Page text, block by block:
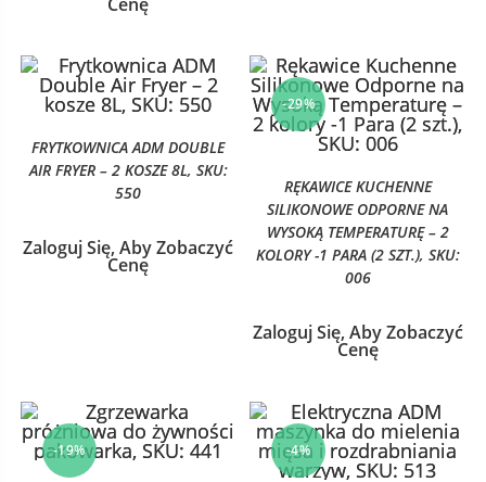
FRYTKOWNICA ADM DOUBLE
AIR FRYER – 2 KOSZE 8L, SKU:
550
Zaloguj Się, Aby Zobaczyć
Cenę
-29%
RĘKAWICE KUCHENNE
SILIKONOWE ODPORNE NA
WYSOKĄ TEMPERATURĘ – 2
KOLORY -1 PARA (2 SZT.), SKU:
006
Zaloguj Się, Aby Zobaczyć
Cenę
-19% -4%